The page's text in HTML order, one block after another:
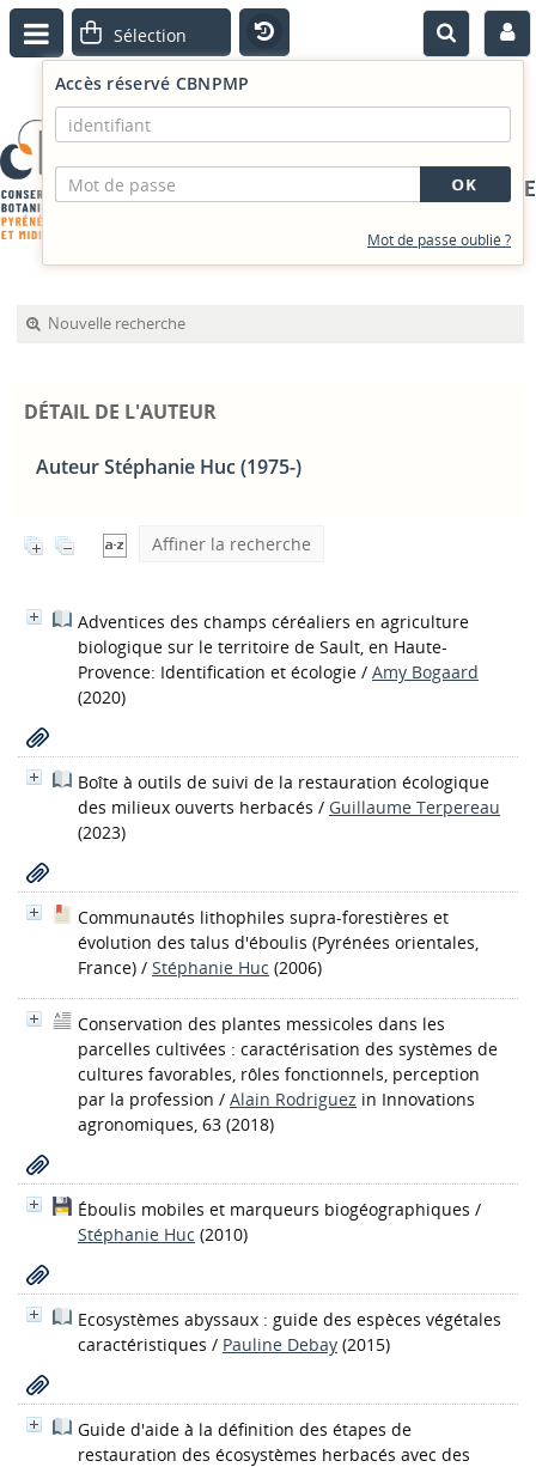
PORTAIL DOCUMENTAIRE
Accès réservé CBNPMP
Mot de passe oublié ?
Nouvelle recherche
DÉTAIL DE L'AUTEUR
Auteur Stéphanie Huc (1975-)
Affiner la recherche
Adventices des champs céréaliers en agriculture
biologique sur le territoire de Sault, en Haute-
Provence: Identification et écologie / Amy Bogaard
(2020)
Boîte à outils de suivi de la restauration écologique
des milieux ouverts herbacés / Guillaume Terpereau
(2023)
Communautés lithophiles supra-forestières et
évolution des talus d'éboulis (Pyrénées orientales,
France) / Stéphanie Huc (2006)
Conservation des plantes messicoles dans les
parcelles cultivées : caractérisation des systèmes de
cultures favorables, rôles fonctionnels, perception
par la profession / Alain Rodriguez in Innovations
agronomiques, 63 (2018)
Éboulis mobiles et marqueurs biogéographiques /
Stéphanie Huc (2010)
Ecosystèmes abyssaux : guide des espèces végétales
caractéristiques / Pauline Debay (2015)
Guide d'aide à la définition des étapes de
restauration des écosystèmes herbacés avec des